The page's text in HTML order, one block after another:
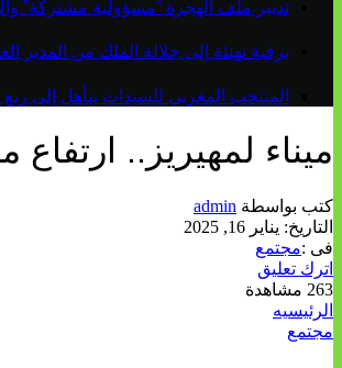
تدبير ملف الهجرة “مسؤولية مشتركة”
برقية تهنئة إلى جلالة الملك من المدير
المنتخب المغربي للسيدات يتأهل إلى ربع
ميناء لمهيريز.. ارتفاع
كتب بواسطة admin
التاريخ: يناير 16, 2025
فى :مجتمع
اترك تعليق
263 مشاهدة
الرئيسيه
مجتمع